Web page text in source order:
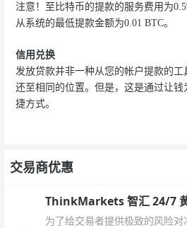
注意！至比特币的提款的服务费用为
从系统的最低提款金额为0.01 BTC。
信用兑换
发放贷款并非一种从您的帐户提款的
还至相同的位置。但是，这是通过让
捷方式。
交易商优惠
ThinkMarkets 智汇 24/7
为了给交易者提供极致的风险